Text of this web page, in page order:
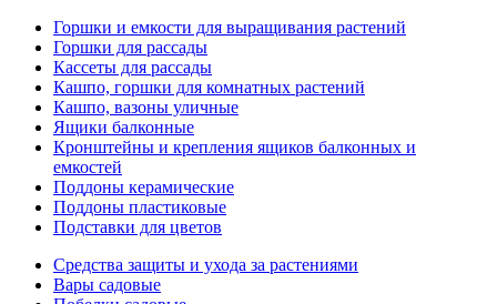
Горшки и емкости для выращивания растений
Горшки для рассады
Кассеты для рассады
Кашпо, горшки для комнатных растений
Кашпо, вазоны уличные
Ящики балконные
Кронштейны и крепления ящиков балконных и
емкостей
Поддоны керамические
Поддоны пластиковые
Подставки для цветов
Средства защиты и ухода за растениями
Вары садовые